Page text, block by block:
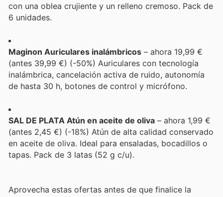
con una oblea crujiente y un relleno cremoso. Pack de
6 unidades.
Maginon Auriculares inalámbricos – ahora 19,99 €
(antes 39,99 €) (-50%) Auriculares con tecnología
inalámbrica, cancelación activa de ruido, autonomía
de hasta 30 h, botones de control y micrófono.
SAL DE PLATA Atún en aceite de oliva – ahora 1,99 €
(antes 2,45 €) (-18%) Atún de alta calidad conservado
en aceite de oliva. Ideal para ensaladas, bocadillos o
tapas. Pack de 3 latas (52 g c/u).
Aprovecha estas ofertas antes de que finalice la